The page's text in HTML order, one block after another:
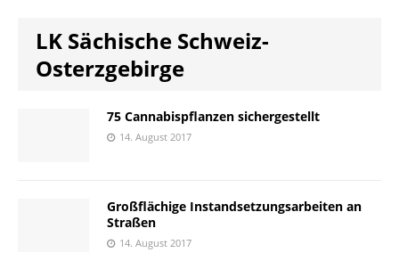
LK Sächische Schweiz-
Osterzgebirge
75 Cannabispflanzen sichergestellt
14. August 2017
Großflächige Instandsetzungsarbeiten an
Straßen
14. August 2017